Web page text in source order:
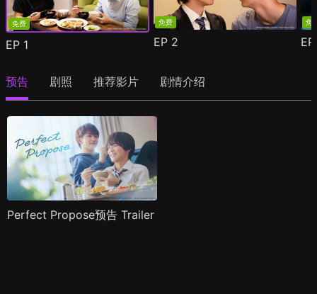
免费
EP 1
免费
EP 2
免
预告 剧照 推荐影片 剧情介绍
Perfect Propose预告 Trailer